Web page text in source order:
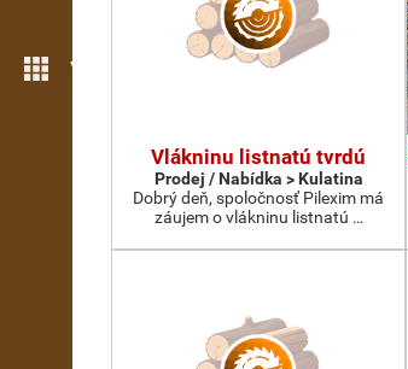
Více možností
Vlákninu listnatú tvrdú
Prodej / Nabídka > Kulatina
Dobrý deň, spoločnosť Pilexim má
záujem o vlákninu listnatú …